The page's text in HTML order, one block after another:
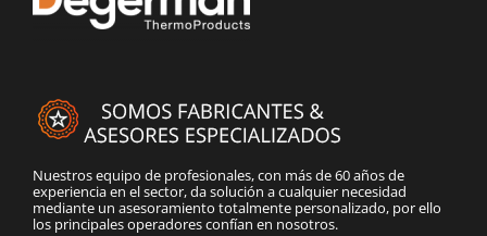
Nuestros equipo de profesionales, con más de 60 años de
experiencia en el sector, da solución a cualquier necesidad
mediante un asesoramiento totalmente personalizado, por ello
los principales operadores confían en nosotros.